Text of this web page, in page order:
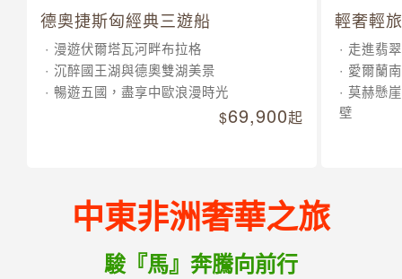
德奧捷斯匈經典三遊船
漫遊伏爾塔瓦河畔布拉格
沉醉國王湖與德奧雙湖美景
暢遊五國，盡享中歐浪漫時光
69,900起
輕奢輕
走進翡
愛爾蘭
莫赫懸
壁
中東非洲奢華之旅
駿『馬』奔騰向前行